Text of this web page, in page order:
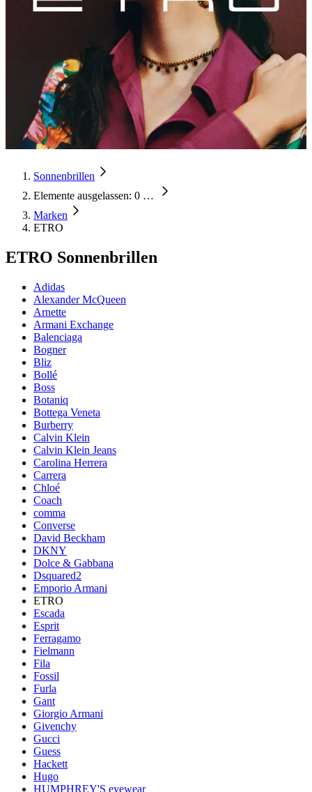
Sonnenbrillen
Elemente ausgelassen: 0 …
Marken
ETRO
ETRO Sonnenbrillen
Adidas
Alexander McQueen
Arnette
Armani Exchange
Balenciaga
Bogner
Bliz
Bollé
Boss
Botaniq
Bottega Veneta
Burberry
Calvin Klein
Calvin Klein Jeans
Carolina Herrera
Carrera
Chloé
Coach
comma
Converse
David Beckham
DKNY
Dolce & Gabbana
Dsquared2
Emporio Armani
ETRO
Escada
Esprit
Ferragamo
Fielmann
Fila
Fossil
Furla
Gant
Giorgio Armani
Givenchy
Gucci
Guess
Hackett
Hugo
HUMPHREY'S eyewear